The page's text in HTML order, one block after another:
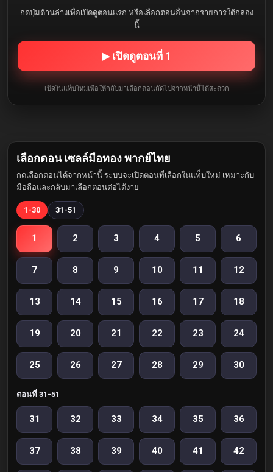
กดปุ่มด้านล่างเพื่อเปิดดูตอนแรก หรือเลือกตอนอื่นจากรายการใต้กล่อง
นี้
▶ เปิดดูตอนที่ 1
เปิดในแท็บใหม่เพื่อให้กลับมาเลือกตอนถัดไปจากหน้านี้ได้สะดวก
เลือกตอน เซลล์มือทอง พากย์ไทย
กดเลือกตอนได้จากหน้านี้ ระบบจะเปิดตอนที่เลือกในแท็บใหม่ เหมาะกับ
มือถือและกลับมาเลือกตอนต่อได้ง่าย
1-30 31-51
1 2 3 4 5 6
7 8 9 10 11 12
13 14 15 16 17 18
19 20 21 22 23 24
25 26 27 28 29 30
ตอนที่ 31-51
31 32 33 34 35 36
37 38 39 40 41 42